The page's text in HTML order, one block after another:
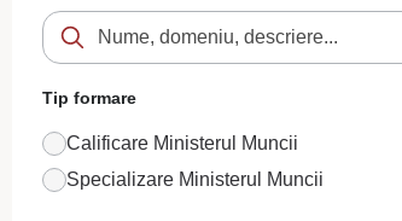
Tip formare
Calificare Ministerul Muncii
Specializare Ministerul Muncii